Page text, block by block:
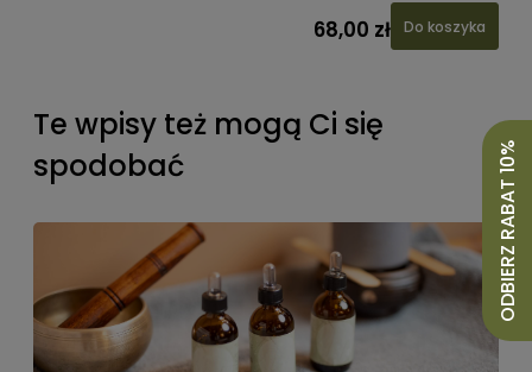
68,00 zł Do koszyka
Te wpisy też mogą Ci się
spodobać
ODBIERZ RABAT 10%